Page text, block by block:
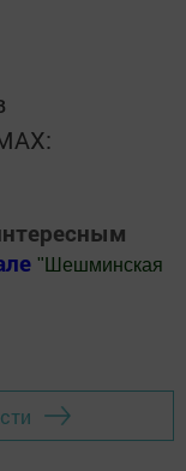
" Шешминская